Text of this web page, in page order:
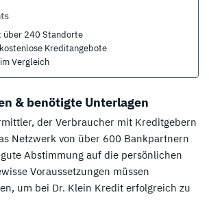
über 240 Standorte
Kreditangebote
Vergleich
& benötigte Unterlagen
der Verbraucher mit Kreditgebern
Netzwerk von über 600 Bankpartnern
Abstimmung auf die persönlichen
Voraussetzungen müssen
um bei Dr. Klein Kredit erfolgreich zu